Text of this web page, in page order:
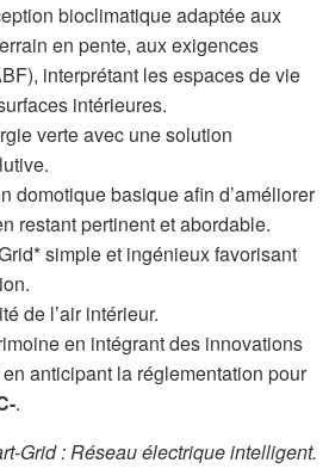
bioclimatique adaptée aux
en pente, aux exigences
interprétant les espaces de vie
intérieures.
verte avec une solution
domotique basique afin d’améliorer
restant pertinent et abordable.
simple et ingénieux favorisant
de l’air intérieur.
en intégrant des innovations
anticipant la réglementation pour
.
Grid : Réseau électrique intelligent.